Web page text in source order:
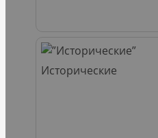
Исторические